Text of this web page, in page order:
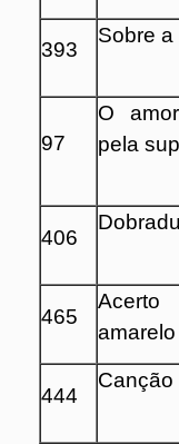
393
Sobre a
97
O
pela
406
465
amarelo
444
Canção